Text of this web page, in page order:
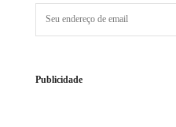
Publicidade